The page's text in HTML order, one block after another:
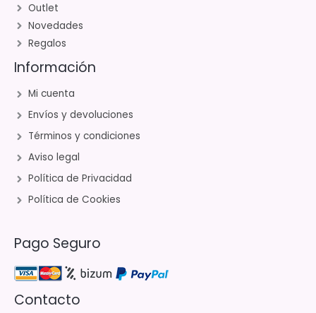
Outlet
Novedades
Regalos
Información
Mi cuenta
Envíos y devoluciones
Términos y condiciones
Aviso legal
Política de Privacidad
Política de Cookies
Pago Seguro
Contacto